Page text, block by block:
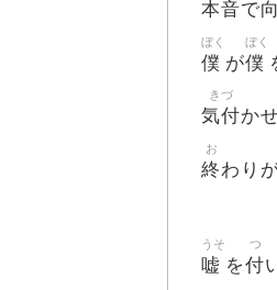
本音で向
僕
ぼく
が僕
ぼく
気付
きづ
か
終
お
わり
嘘
うそ
を付
つ